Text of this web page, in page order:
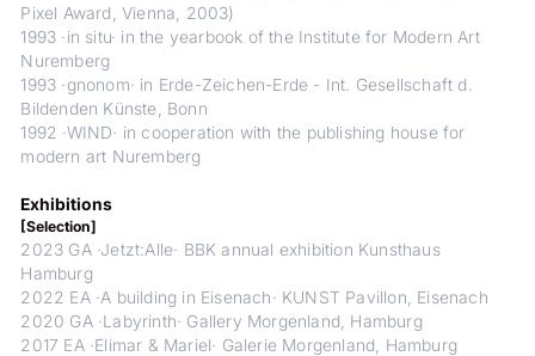
Pixel Award, Vienna, 2003)
1993 ·in situ· in the yearbook of the Institute for Modern Art
Nuremberg
1993 ·gnonom· in Erde-Zeichen-Erde - Int. Gesellschaft d.
Bildenden Künste, Bonn
1992 ·WIND· in cooperation with the publishing house for
modern art Nuremberg
Exhibitions
[Selection]
2023 GA ·Jetzt:Alle· BBK annual exhibition Kunsthaus
Hamburg
2022 EA ·A building in Eisenach· KUNST Pavillon, Eisenach
2020 GA ·Labyrinth· Gallery Morgenland, Hamburg
2017 EA ·Elimar & Mariel· Galerie Morgenland, Hamburg